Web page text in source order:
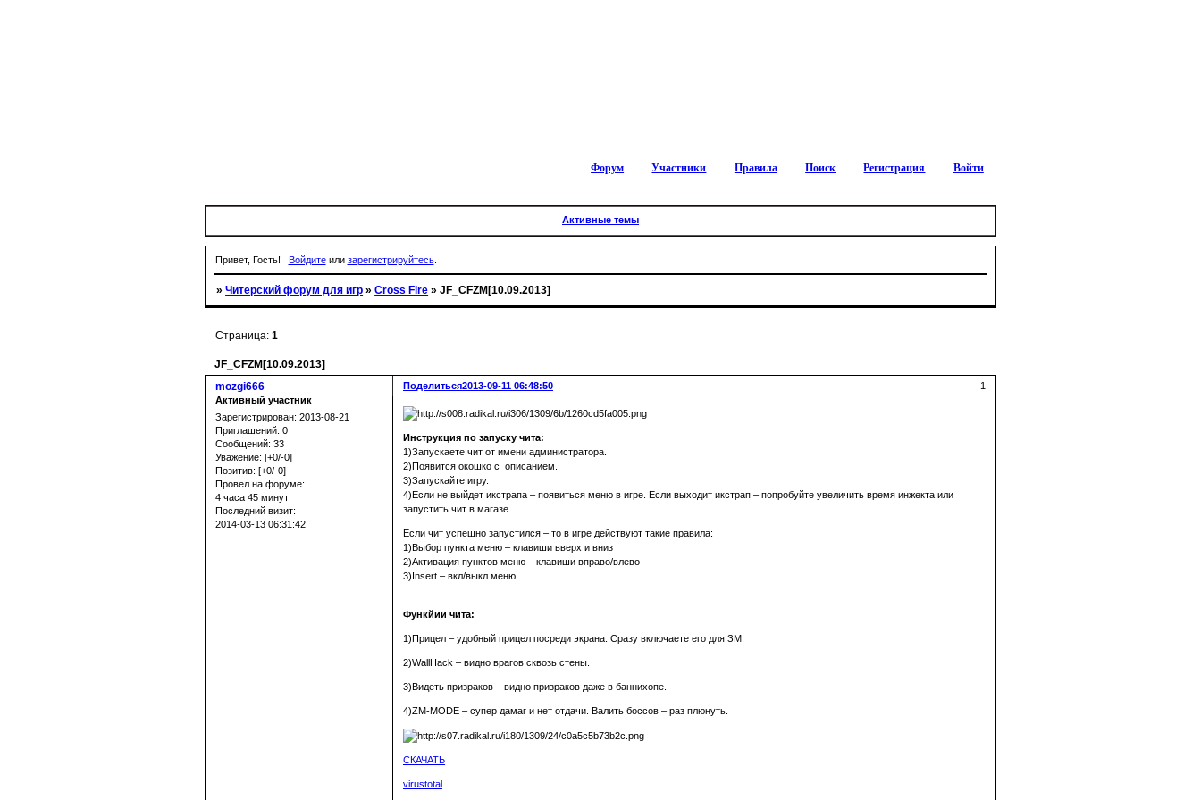
Форум Участники Правила Поиск Регистрация Войти
Активные темы
Привет, Гость! Войдитеили зарегистрируйтесь.
»Читерский форум для игр »Cross Fire »JF_CFZM[10.09.2013]
JF_CFZM[10.09.2013]
Страница:1
Поделиться 1
2013-09-11 06:48:50
mozgi666
Активный участник
Зарегистрирован: 2013-08-21
Приглашений: 0
Сообщений: 33
Уважение: [+0/-0]
Позитив: [+0/-0]
Провел на форуме:
4 часа 45 минут
Последний визит:
2014-03-13 06:31:42
Инструкция по запуску чита:
1)Запускаете чит от имени администратора.
2)Появится окошко с описанием.
3)Запускайте игру.
4)Если не выйдет икстрапа – появиться меню в игре. Если выходит икстрап – попробуйте увеличить время инжекта или
запустить чит в магазе.
Если чит успешно запустился – то в игре действуют такие правила:
1)Выбор пункта меню – клавиши вверх и вниз
2)Активация пунктов меню – клавиши вправо/влево
3)Insert – вкл/выкл меню
Функйии чита:
1)Прицел – удобный прицел посреди экрана. Сразу включаете его для ЗМ.
2)WallHaсk – видно врагов сквозь стены.
3)Видеть призраков – видно призраков даже в баннихопе.
4)ZM-MODE – супер дамаг и нет отдачи. Валить боссов – раз плюнуть.
СКАЧАТЬ
virustotal